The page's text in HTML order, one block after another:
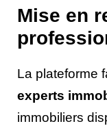
Mise en
La plateforme
experts
immobiliers